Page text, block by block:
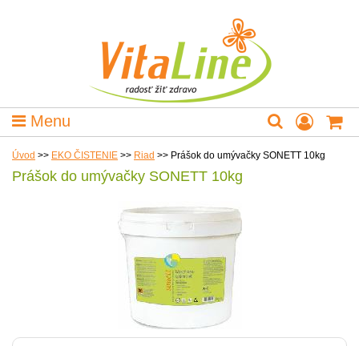
Menu
Úvod >> EKO ČISTENIE >> Riad >> Prášok do umývačky SONETT 10kg
Prášok do umývačky SONETT 10kg